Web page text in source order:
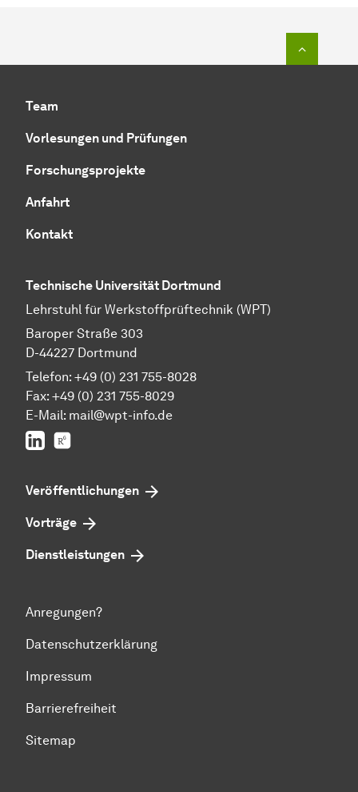
Team
Vorlesungen und Prüfungen
Forschungsprojekte
Anfahrt
Kontakt
Technische Universität Dortmund
Lehrstuhl für Werkstoffprüftechnik (WPT)
Baroper Straße 303
D-44227 Dortmund
Telefon: +49 (0) 231 755-8028
Fax: +49 (0) 231 755-8029
E-Mail: mail@wpt-info.de
LinkedIn
Veröffentlichungen
Vorträge
Dienstleistungen
Anregungen?
Datenschutzerklärung
Impressum
Barrierefreiheit
Sitemap